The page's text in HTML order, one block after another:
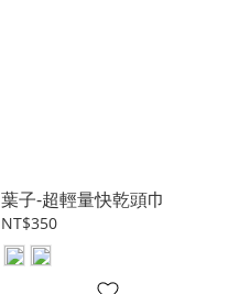
葉子-超輕量快乾頭巾
NT$350